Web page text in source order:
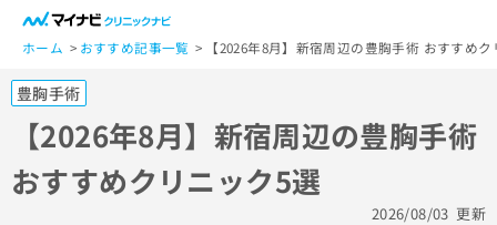
ホーム おすすめ記事一覧 【2026年8月】新宿周辺の豊胸手術 おすすめ
豊胸手術
【2026年8月】新宿周辺の豊胸手術
おすすめクリニック5選
2026/08/03 更新
一
般
ー
ザ
ー
の
方